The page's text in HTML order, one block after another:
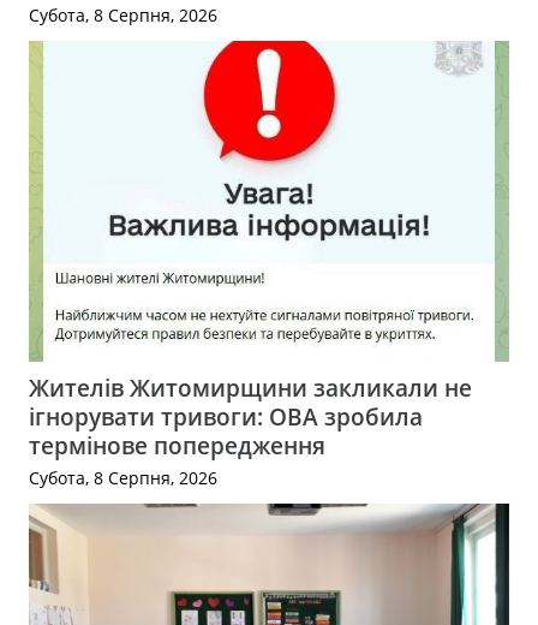
Субота, 8 Серпня, 2026
Жителів Житомирщини закликали не
ігнорувати тривоги: ОВА зробила
термінове попередження
Субота, 8 Серпня, 2026